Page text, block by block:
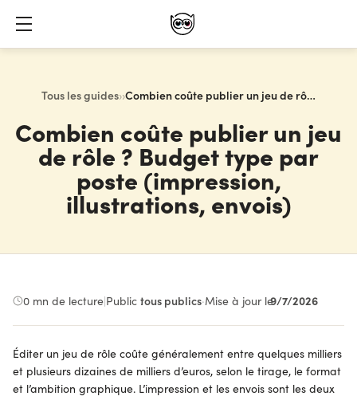
Tous les guides›› Combien coûte publier un jeu de rôle ? Budget type par poste (impression, illustrations, envois)
Combien coûte publier un jeu
de rôle ? Budget type par
poste (impression,
illustrations, envois)
0 mn de lecture|Public :tous publics·Mise à jour le9/7/2026
Éditer un jeu de rôle coûte généralement entre quelques milliers
et plusieurs dizaines de milliers d’euros, selon le tirage, le format
et l’ambition graphique. L’impression et les envois sont les deux